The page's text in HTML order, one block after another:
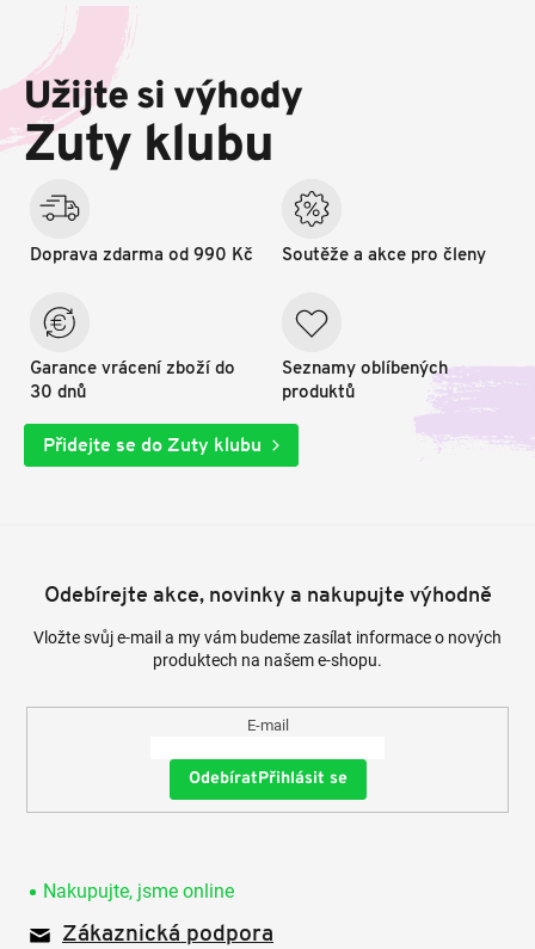
a
í
Užijte si výhody
Zuty klubu
Doprava zdarma od 990 Kč
Garance vrácení zboží do
30 dnů
Soutěže a akce pro členy
Seznamy oblíbených
produktů
Přidejte se do Zuty klubu
Odebírejte akce, novinky a nakupujte výhodně
Vložte svůj e-mail a my vám budeme zasílat informace o nových
produktech na našem e-shopu.
E-mail
Přihlásit se
Nakupujte, jsme online
Zákaznická podpora